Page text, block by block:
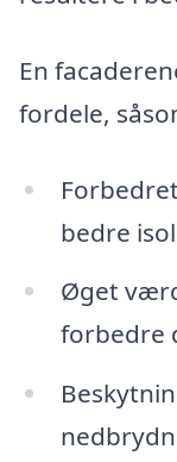
En
fordele,
bedre
Øget
forbedre